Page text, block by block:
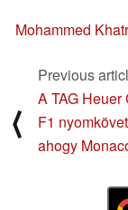
Mohammed
⟨
Previous
A TAG
F1
ahogy